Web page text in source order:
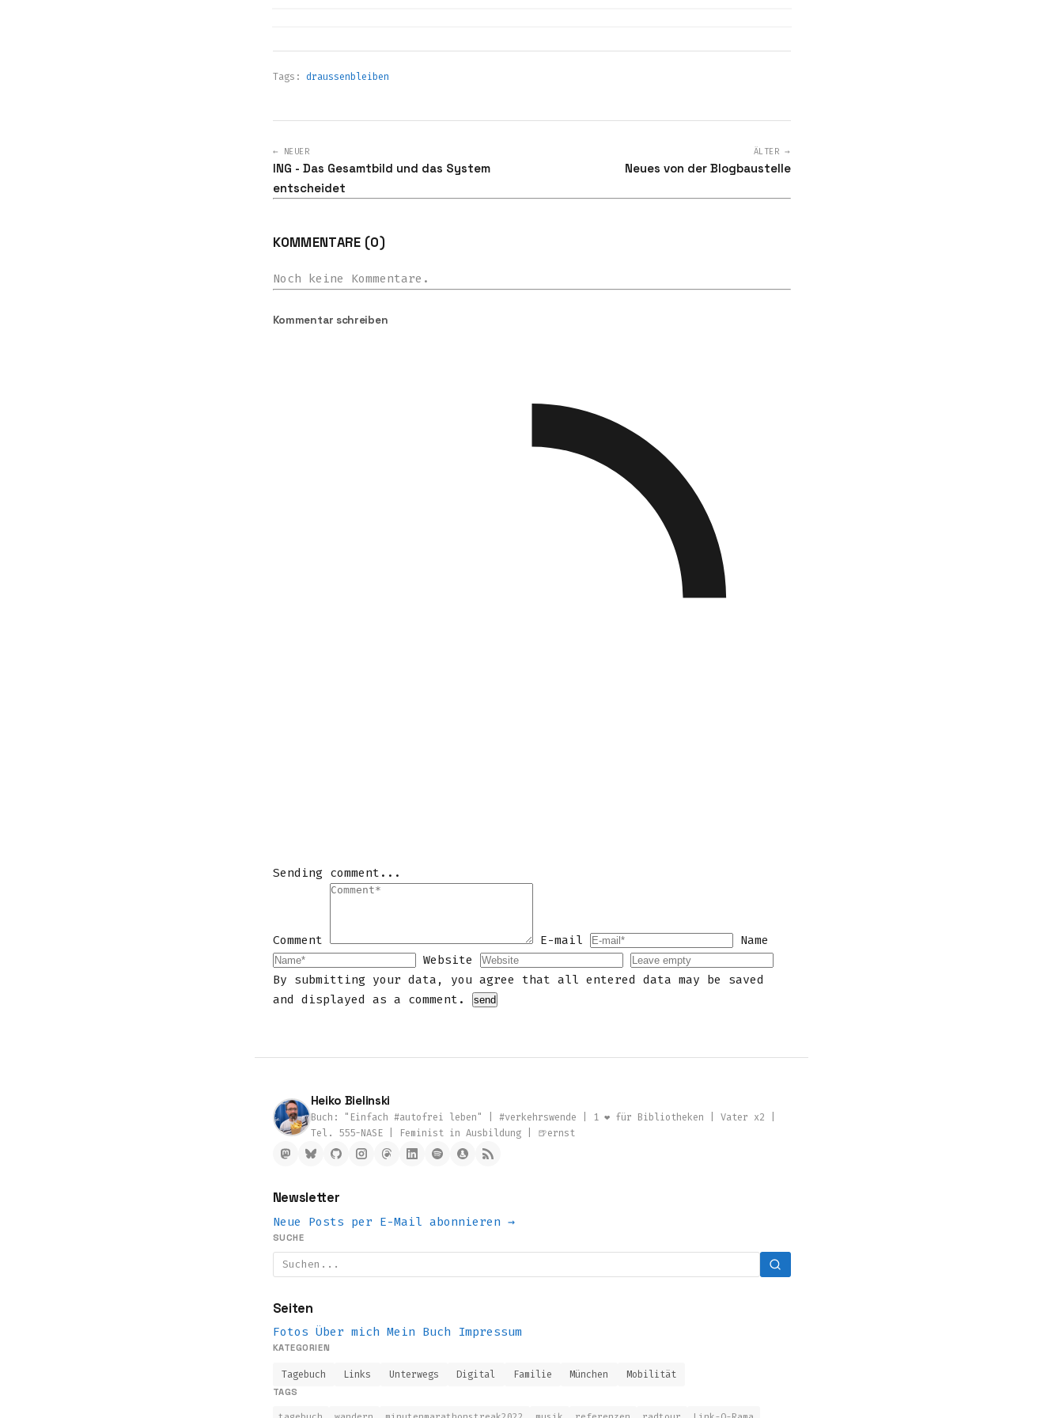
Tags: draussenbleiben
← NEUER
ING - Das Gesamtbild und das System
entscheidet
ÄLTER →
Neues von der Blogbaustelle
KOMMENTARE (0)
Noch keine Kommentare.
Kommentar schreiben
Sending comment...
Comment E-mail
Name
Website
By submitting your data, you agree that all entered data may be saved
and displayed as a comment.
Heiko Bielinski
Buch: "Einfach #autofrei leben" | #verkehrswende | 1 ❤️ für Bibliotheken | Vater x2 |
Tel. 555-NASE | Feminist in Ausbildung | 🍺ernst
Newsletter
Neue Posts per E-Mail abonnieren →
SUCHE
Seiten
Fotos Über mich Mein Buch Impressum
KATEGORIEN
Tagebuch Links Unterwegs Digital Familie München
Mobilität
TAGS